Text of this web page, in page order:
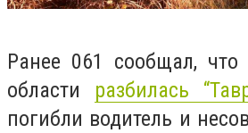
Ранее 061 сообщал,
области разбилась
погибли водитель и